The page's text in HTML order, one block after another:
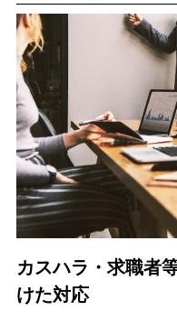
カスハラ・求職者
けた対応